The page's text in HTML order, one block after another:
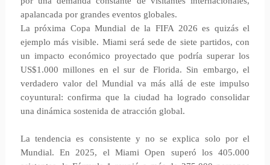
apalancada por grandes eventos globales.
La próxima Copa Mundial de la FIFA 2026 es quizás el
ejemplo más visible. Miami será sede de siete partidos, con
un impacto económico proyectado que podría superar los
US$1.000 millones en el sur de Florida. Sin embargo, el
verdadero valor del Mundial va más allá de este impulso
coyuntural: confirma que la ciudad ha logrado consolidar
una dinámica sostenida de atracción global.
La tendencia es consistente y no se explica solo por el
Mundial. En 2025, el Miami Open superó los 405.000